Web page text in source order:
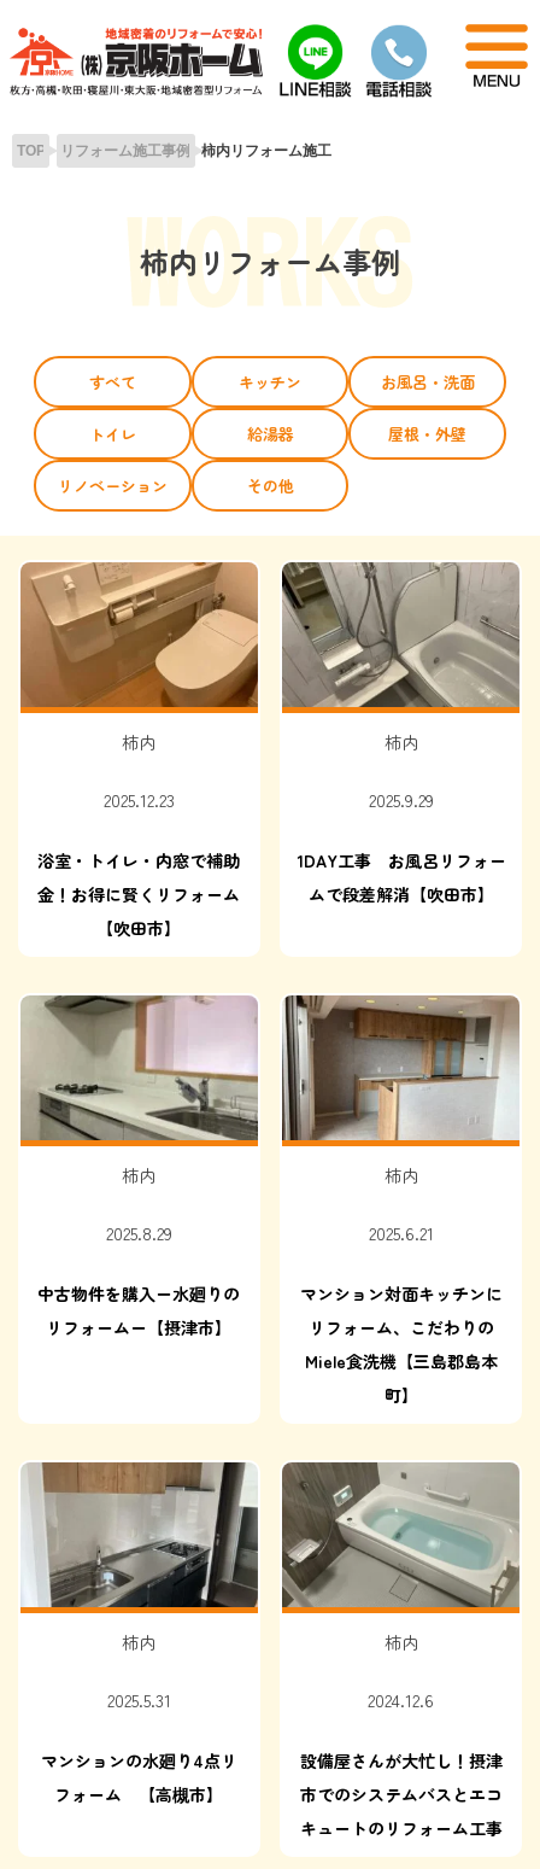
content
TOP リフォーム施工事例 柿内リフォーム施工
柿内リフォーム事例
すべて キッチン お風呂・洗面
トイレ 給湯器 屋根・外壁
リノベーション その他
柿内
2025.12.23
浴室・トイレ・内窓で補助
金！お得に賢くリフォーム
【吹田市】
柿内
2025.9.29
1DAY工事 お風呂リフォー
ムで段差解消【吹田市】
柿内
2025.8.29
中古物件を購入ー水廻りの
リフォームー【摂津市】
柿内
2025.6.21
マンション対面キッチンに
リフォーム、こだわりの
Miele食洗機【三島郡島本
町】
柿内
2025.5.31
マンションの水廻り4点リ
フォーム 【高槻市】
柿内
2024.12.6
設備屋さんが大忙し！摂津
市でのシステムバスとエコ
キュートのリフォーム工事